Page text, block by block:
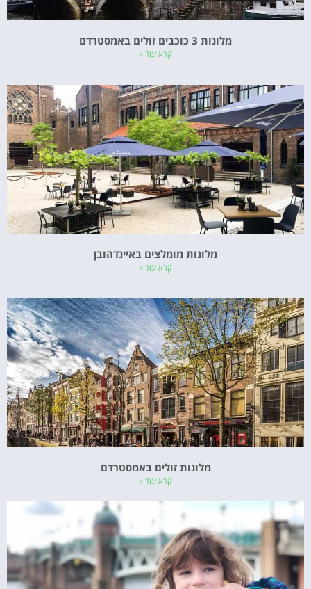
מלונות 3 כוכבים זולים באמסטרדם
קרא עוד »
מלונות מומלצים באיינדהובן
קרא עוד »
מלונות זולים באמסטרדם
קרא עוד »